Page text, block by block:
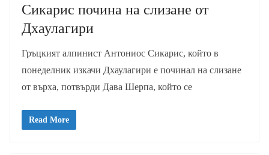
Сикарис почина на слизане от
Дхаулагири
Гръцкият алпинист Антониос Сикарис, който в
понеделник изкачи Дхаулагири е починал на слизане
от върха, потвърди Дава Шерпа, който се
Read More